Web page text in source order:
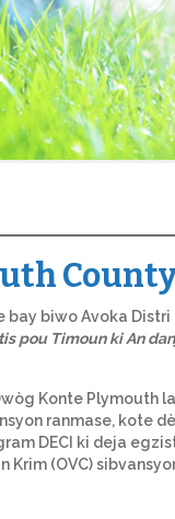
County
bay biwo Avoka
pou Timoun ki An
Konte Plymouth
ranmase, kote
DECI ki deja
(OVC)